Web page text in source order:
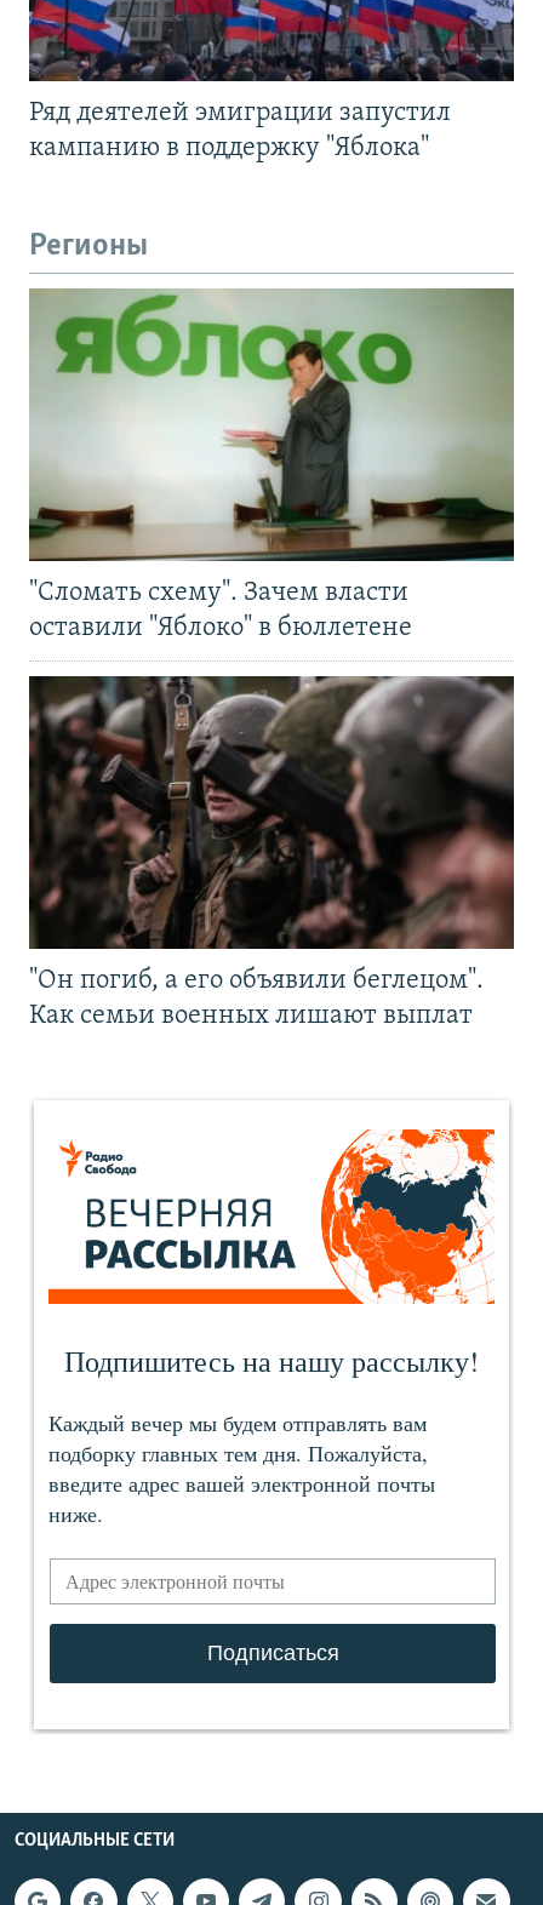
Ряд деятелей эмиграции запустил
кампанию в поддержку "Яблока"
Регионы
"Сломать схему". Зачем власти
оставили "Яблоко" в бюллетене
"Он погиб, а его объявили беглецом".
Как семьи военных лишают выплат
СОЦИАЛЬНЫЕ СЕТИ